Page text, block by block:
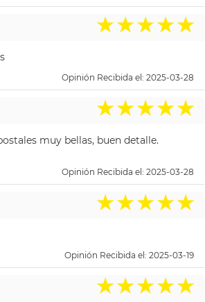
★★★★★
Opinión Recibida el: 2025-03-28
★★★★★
muy bellas, buen detalle.
Opinión Recibida el: 2025-03-28
★★★★★
Opinión Recibida el: 2025-03-19
★★★★★